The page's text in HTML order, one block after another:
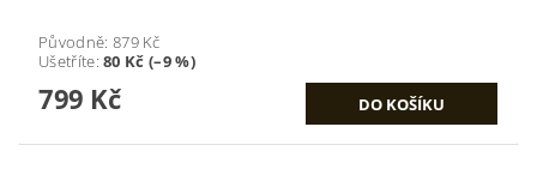
Původně: 879 Kč
Ušetříte:80 Kč (–9 %)
799 Kč